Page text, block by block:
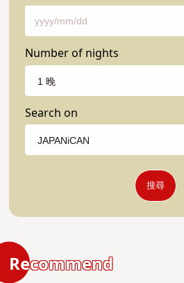
Number of nights
Search on
搜尋
Recommend